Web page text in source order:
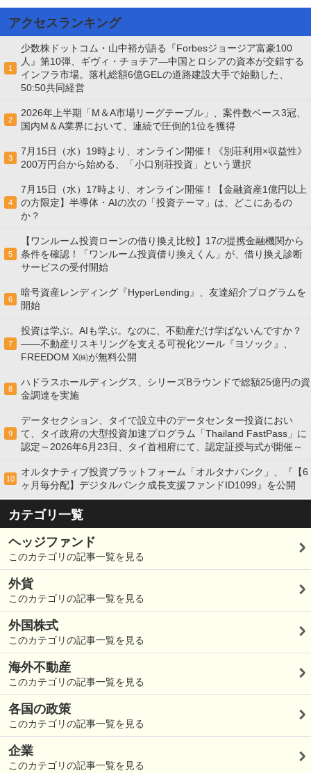
アクセスランキング
1
少数株ドットコム・山中裕が語る『Forbesジョージア富豪100
人』第10弾、ギヴィ・チョチア―中国とロシアの資本が交錯する
インフラ市場。落札総額6億GELの道路建設大手で始動した、
50:50共同経営
2
2026年上半期「M＆A市場リーグテーブル」、案件数ベース3冠、
国内M＆A業界において、連続で圧倒的1位を獲得
3
7月15日（水）19時より、オンライン開催！《別荘利用×収益性》
200万円台から始める、「小口別荘投資」という選択
4
7月15日（水）17時より、オンライン開催！【金融資産1億円以上
の方限定】半導体・AIの次の「投資テーマ」は、どこにあるの
か？
5
【ワンルーム投資ローンの借り換え比較】17の提携金融機関から
条件を確認！「ワンルーム投資借り換えくん」が、借り換え診断
サービスの受付開始
6
暗号資産レンディング『HyperLending』、友達紹介プログラムを
開始
7
投資は学ぶ。AIも学ぶ。なのに、不動産だけ学ばないんですか？
——不動産リスキリングを支える可視化ツール『ヨソック』、
FREEDOM X㈱が無料公開
8
ハドラスホールディングス、シリーズBラウンドで総額25億円の資
金調達を実施
9
データセクション、タイで設立中のデータセンター投資におい
て、タイ政府の大型投資加速プログラム「Thailand FastPass」に
認定～2026年6月23日、タイ首相府にて、認定証授与式が開催～
10
オルタナティブ投資プラットフォーム「オルタナバンク」、『【6
ヶ月毎分配】デジタルバンク成長支援ファンドID1099』を公開
カテゴリ一覧
ヘッジファンド
このカテゴリの記事一覧を見る
外貨
このカテゴリの記事一覧を見る
外国株式
このカテゴリの記事一覧を見る
海外不動産
このカテゴリの記事一覧を見る
各国の政策
このカテゴリの記事一覧を見る
企業
このカテゴリの記事一覧を見る